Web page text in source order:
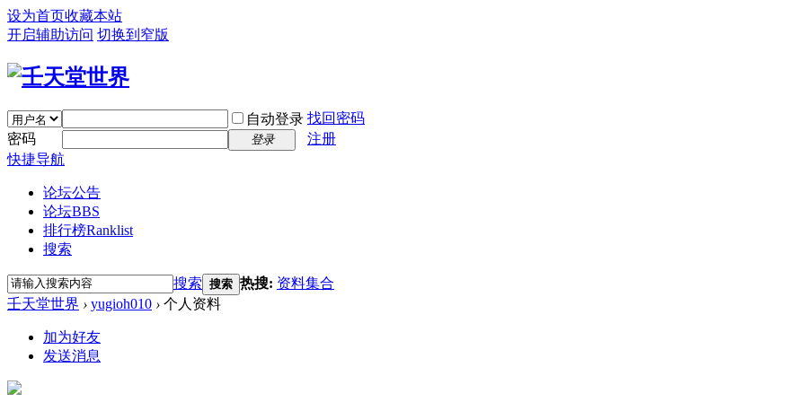
设为首页收藏本站
开启辅助访问 切换到窄版
自动登录 找回密码
密码
登录
注册
快捷导航
论坛公告
论坛BBS
排行榜Ranklist
搜索
搜索 搜索 热搜: 资料集合
壬天堂世界 › yugioh010 › 个人资料
加为好友
发送消息